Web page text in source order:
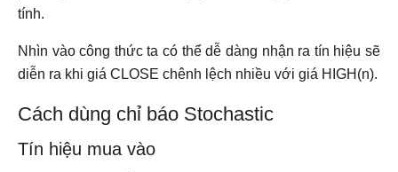
tính.
Nhìn vào công thức ta có thể dễ dàng nhận ra tín hiệu sẽ
diễn ra khi giá CLOSE chênh lệch nhiều với giá HIGH(n).
Cách dùng chỉ báo Stochastic
Tín hiệu mua vào